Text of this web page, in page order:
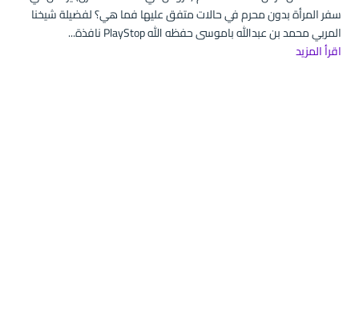
سفر المرأة بدون محرم في حالات متفق عليها فما هي؟ لفضيلة شيخنا
المربي محمد بن عبدالله باموسى حفظه الله PlayStop نافذة...
اقرأ المزيد